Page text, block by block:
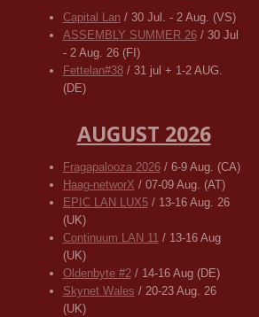
Capital Lan/ 30 Jul. - 2 Aug. (VS)
ASSEMBLY SUMMER 26/ 30 Jul
- 2 Aug. 26 (FI)
Fettelan#38/ 31 jul + 1-2 AUG.
(DE)
AUGUST 2026
Fragapalooza 2026/ 6-9 Aug. (CA)
Haag-networX / 07-09 Aug. (AT)
EPIC LAN LUX5/ 13-16 Aug. 26
(UK)
Continuum LAN 11/ 13-16 Aug
(UK)
Oldenbyte #2/ 14-16 Aug (DE)
Skynet Wales / 20-23 Aug. 26
(UK)